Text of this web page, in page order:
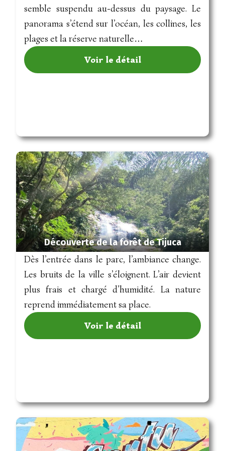
semble suspendu au-dessus du paysage. Le
panorama s’étend sur l’océan, les collines, les
plages et la réserve naturelle…
Voir le détail
Découverte de la forêt de Tijuca
Dès l’entrée dans le parc, l’ambiance change.
Les bruits de la ville s’éloignent. L’air devient
plus frais et chargé d’humidité. La nature
reprend immédiatement sa place.
Voir le détail